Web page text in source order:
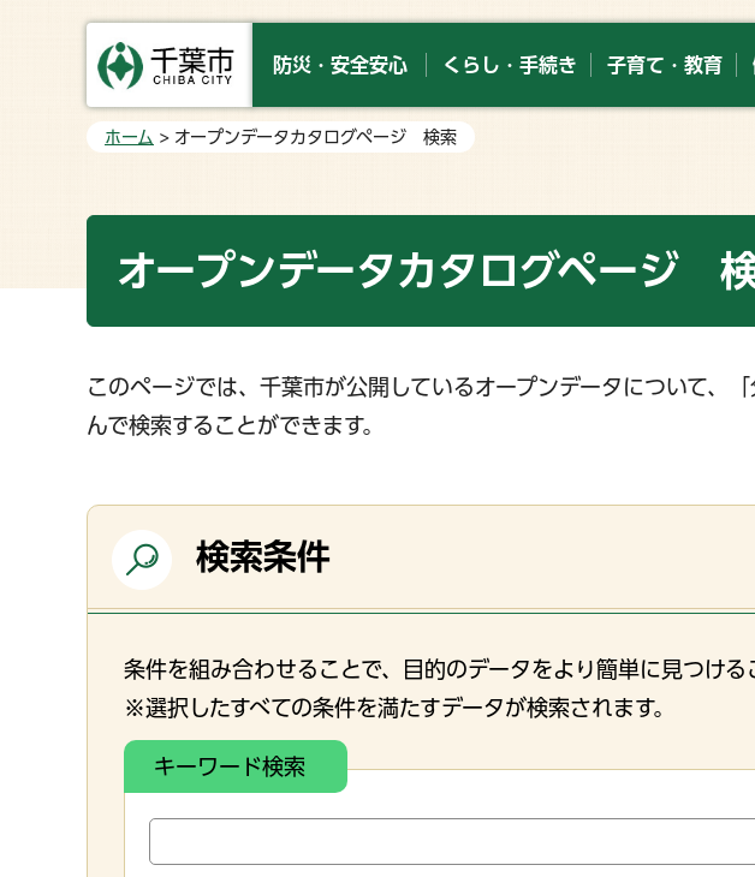
防災・安全安心 くらし・手続き 子育て・教育
ホーム > オープンデータカタログページ 検索
オープンデータカタログページ
このページでは、千葉市が公開しているオープンデータについて、
んで検索することができます。
検索条件
条件を組み合わせることで、目的のデータをより簡単に見つける
※選択したすべての条件を満たすデータが検索されます。
キーワード検索